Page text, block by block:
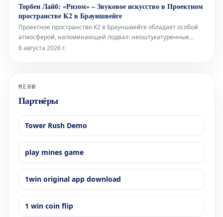
утверждая новую структуру премии, намерено оказать
всестороннюю поддержку
Торбен Лайб: «Ризом» – Звуковое искусство в Проектном
пространстве K2 в Брауншвейге
Проектное пространство K2 в Брауншвейге обладает особой
атмосферой, напоминающей подвал: неоштукатуренные
стены, высоко расположенные окна и видимые трубы, словно
8 августа 2026 г.
МЕНЮ
Партнёры
Tower Rush Demo
play mines game
1win original app download
1 win coin flip